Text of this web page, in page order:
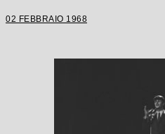
02 FEBBRAIO 1968